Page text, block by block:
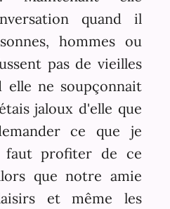
quand il
hommes ou
pas de vieilles
elle ne soupçonnait
jaloux d'elle que
ce que je
faut profiter de ce
que notre amie
et même les